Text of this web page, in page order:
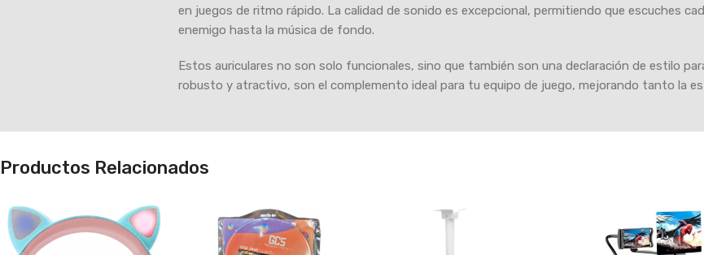
en juegos de ritmo rápido. La calidad de sonido es excepcional, permitiendo que escuches
enemigo hasta la música de fondo.
Estos auriculares no son solo funcionales, sino que también son una declaración de estilo
robusto y atractivo, son el complemento ideal para tu equipo de juego, mejorando tanto la
Productos Relacionados